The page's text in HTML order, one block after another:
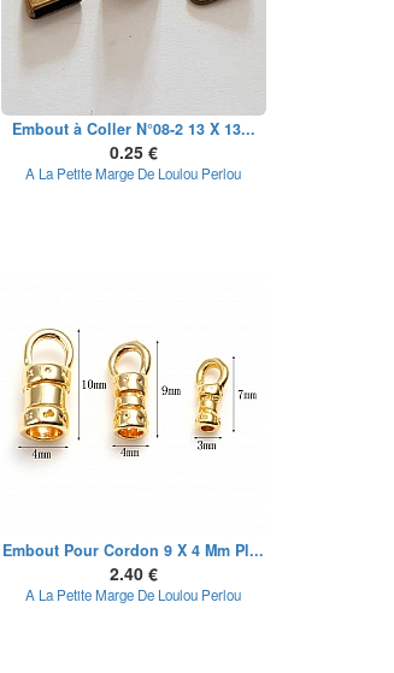
Embout à Coller N°08-2 13 X 13...
0.25 €
A La Petite Marge De Loulou Perlou
Embout Pour Cordon 9 X 4 Mm Pl...
2.40 €
A La Petite Marge De Loulou Perlou